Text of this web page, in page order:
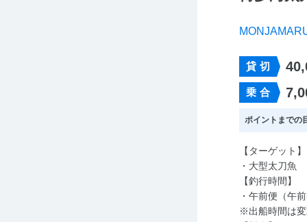
貸切
乗合
ポイントまでの
【ターゲット】
・大型太刀魚
【釣行時間】
・午前便（午
※出船時間は